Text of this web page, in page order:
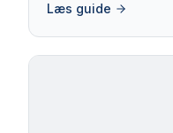
Læs guide